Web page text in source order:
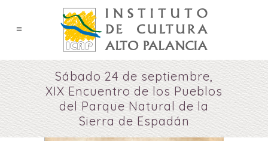
Sábado 24 de septiembre,
XIX Encuentro de los Pueblos
del Parque Natural de la
Sierra de Espadán